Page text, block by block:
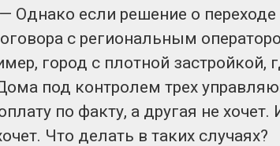
Однако если решение о переходе
с региональным
город с плотной застройкой,
под контролем трех
по факту, а другая не хочет.
Что делать в таких случаях?